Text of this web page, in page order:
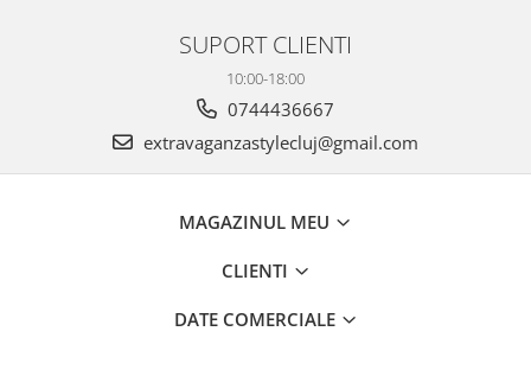
SUPORT CLIENTI
10:00-18:00
0744436667
extravaganzastylecluj@gmail.com
MAGAZINUL MEU
CLIENTI
DATE COMERCIALE